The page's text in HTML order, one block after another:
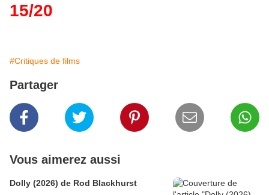
15/20
#Critiques de films
Partager
Vous aimerez aussi
Dolly (2026) de Rod Blackhurst